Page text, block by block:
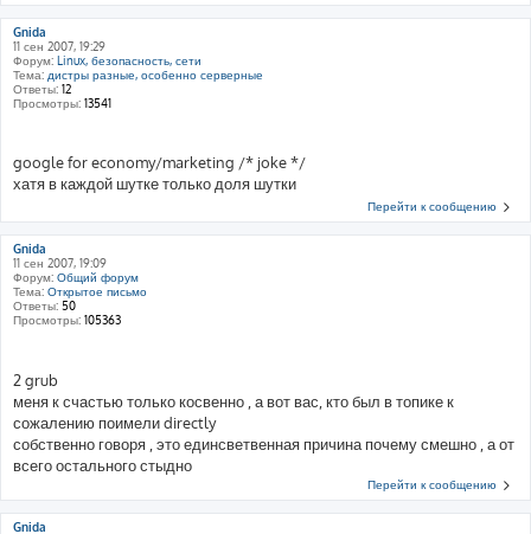
Gnida
11 сен 2007, 19:29
Форум: Linux, безопасность, сети
Тема: дистры разные, особенно серверные
Ответы: 12
Просмотры: 13541
google for economy/marketing /* joke */
хатя в каждой шутке только доля шутки
Перейти к сообщению
Gnida
11 сен 2007, 19:09
Форум: Общий форум
Тема: Открытое письмо
Ответы: 50
Просмотры: 105363
2 grub
меня к счастью только косвенно , а вот вас, кто был в топике к
сожалению поимели directly
собственно говоря , это единсветвенная причина почему смешно , а от
всего остального стыдно
Перейти к сообщению
Gnida